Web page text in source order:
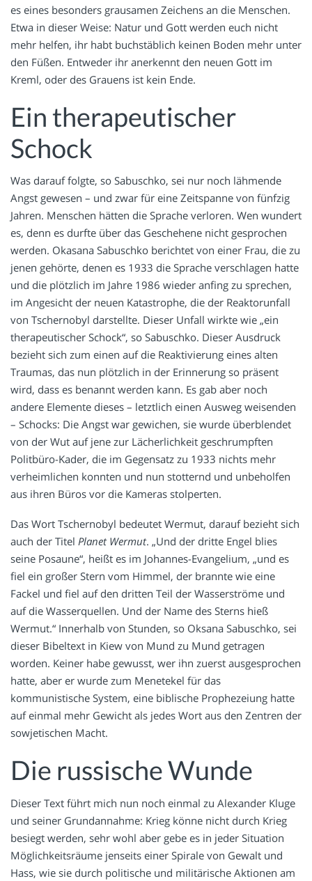
es eines besonders grausamen Zeichens an die Menschen.
Etwa in dieser Weise: Natur und Gott werden euch nicht
mehr helfen, ihr habt buchstäblich keinen Boden mehr unter
den Füßen. Entweder ihr anerkennt den neuen Gott im
Kreml, oder des Grauens ist kein Ende.
Ein therapeutischer
Schock
Was darauf folgte, so Sabuschko, sei nur noch lähmende
Angst gewesen – und zwar für eine Zeitspanne von fünfzig
Jahren. Menschen hätten die Sprache verloren. Wen wundert
es, denn es durfte über das Geschehene nicht gesprochen
werden. Okasana Sabuschko berichtet von einer Frau, die zu
jenen gehörte, denen es 1933 die Sprache verschlagen hatte
und die plötzlich im Jahre 1986 wieder anfing zu sprechen,
im Angesicht der neuen Katastrophe, die der Reaktorunfall
von Tschernobyl darstellte. Dieser Unfall wirkte wie „ein
therapeutischer Schock“, so Sabuschko. Dieser Ausdruck
bezieht sich zum einen auf die Reaktivierung eines alten
Traumas, das nun plötzlich in der Erinnerung so präsent
wird, dass es benannt werden kann. Es gab aber noch
andere Elemente dieses – letztlich einen Ausweg weisenden
– Schocks: Die Angst war gewichen, sie wurde überblendet
von der Wut auf jene zur Lächerlichkeit geschrumpften
Politbüro-Kader, die im Gegensatz zu 1933 nichts mehr
verheimlichen konnten und nun stotternd und unbeholfen
aus ihren Büros vor die Kameras stolperten.
Das Wort Tschernobyl bedeutet Wermut, darauf bezieht sich
auch der Titel Planet Wermut. „Und der dritte Engel blies
seine Posaune“, heißt es im Johannes-Evangelium, „und es
fiel ein großer Stern vom Himmel, der brannte wie eine
Fackel und fiel auf den dritten Teil der Wasserströme und
auf die Wasserquellen. Und der Name des Sterns hieß
Wermut.“ Innerhalb von Stunden, so Oksana Sabuschko, sei
dieser Bibeltext in Kiew von Mund zu Mund getragen
worden. Keiner habe gewusst, wer ihn zuerst ausgesprochen
hatte, aber er wurde zum Menetekel für das
kommunistische System, eine biblische Prophezeiung hatte
auf einmal mehr Gewicht als jedes Wort aus den Zentren der
sowjetischen Macht.
Die russische Wunde
Dieser Text führt mich nun noch einmal zu Alexander Kluge
und seiner Grundannahme: Krieg könne nicht durch Krieg
besiegt werden, sehr wohl aber gebe es in jeder Situation
Möglichkeitsräume jenseits einer Spirale von Gewalt und
Hass, wie sie durch politische und militärische Aktionen am